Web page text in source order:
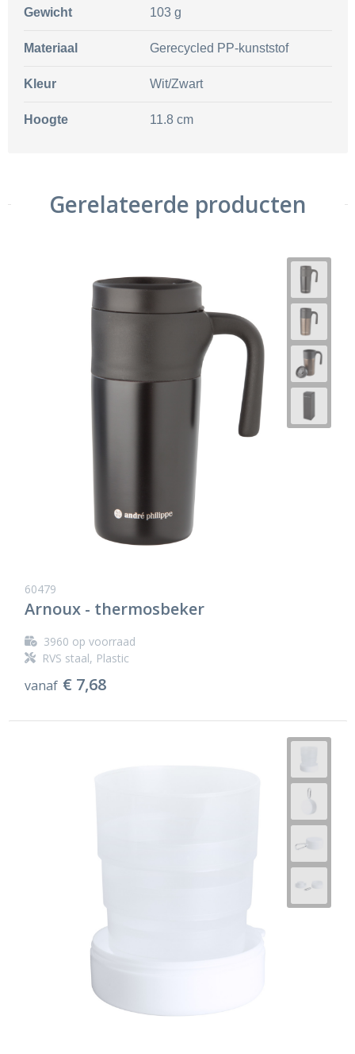
Gewicht 103 g
Materiaal Gerecycled PP-kunststof
Kleur Wit/Zwart
Hoogte 11.8 cm
Gerelateerde producten
60479
Arnoux - thermosbeker
3960 op voorraad
RVS staal, Plastic
vanaf € 7,68